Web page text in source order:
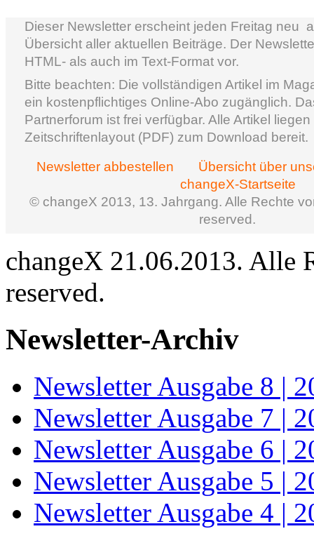
Dieser Newsletter erscheint jeden Freitag neu
Übersicht aller aktuellen Beiträge. Der
HTML- als auch im Text-Format vor.
Bitte beachten: Die vollständigen Artikel im
ein kostenpflichtiges Online-Abo zugänglich.
Partnerforum ist frei verfügbar. Alle Artikel
Zeitschriftenlayout (PDF) zum Download bereit.
Newsletter abbestellen
Übersicht über
changeX-Startseite
© changeX 2013, 13. Jahrgang. Alle Rechte
reserved.
changeX 21.06.2013. Alle
reserved.
Newsletter-Archiv
Newsletter Ausgabe 8 |
Newsletter Ausgabe 7 |
Newsletter Ausgabe 6 |
Newsletter Ausgabe 5 |
Newsletter Ausgabe 4 |